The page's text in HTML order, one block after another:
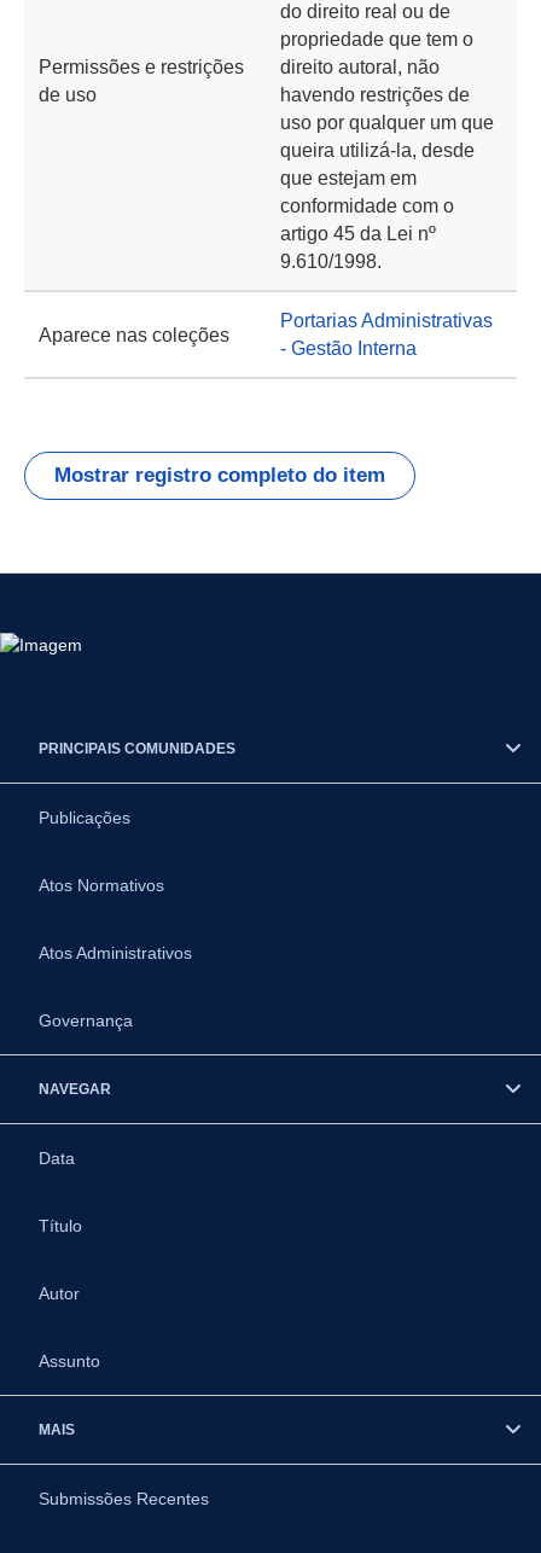
Permissões e restrições
de uso
do direito real ou de
propriedade que tem o
direito autoral, não
havendo restrições de
uso por qualquer um que
queira utilizá-la, desde
que estejam em
conformidade com o
artigo 45 da Lei nº
9.610/1998.
Aparece nas coleções
Portarias Administrativas
- Gestão Interna
Mostrar registro completo do item
PRINCIPAIS COMUNIDADES
Publicações
Atos Normativos
Atos Administrativos
Governança
NAVEGAR
Data
Título
Autor
Assunto
MAIS
Submissões Recentes